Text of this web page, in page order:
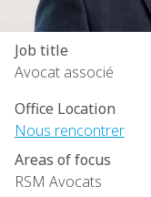
Job title
Avocat associé
Office Location
Nous rencontrer
Areas of focus
RSM Avocats